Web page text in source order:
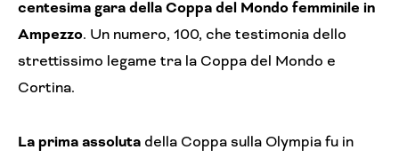
centesima gara della Coppa del Mondo femminile in
Ampezzo. Un numero, 100, che testimonia dello
strettissimo legame tra la Coppa del Mondo e
Cortina.
La prima assoluta della Coppa sulla Olympia fu in